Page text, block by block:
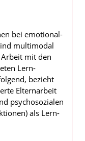
bei emotional-
multimodal
mit den
Lern-
bezieht
Elternarbeit
psychosozialen
als Lern-